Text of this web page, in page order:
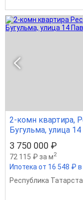
2-комн квартира,
Бугульма, улица
3 750 000 ₽
72 115 ₽ за м2
Ипотека от 16 548 ₽
Республика